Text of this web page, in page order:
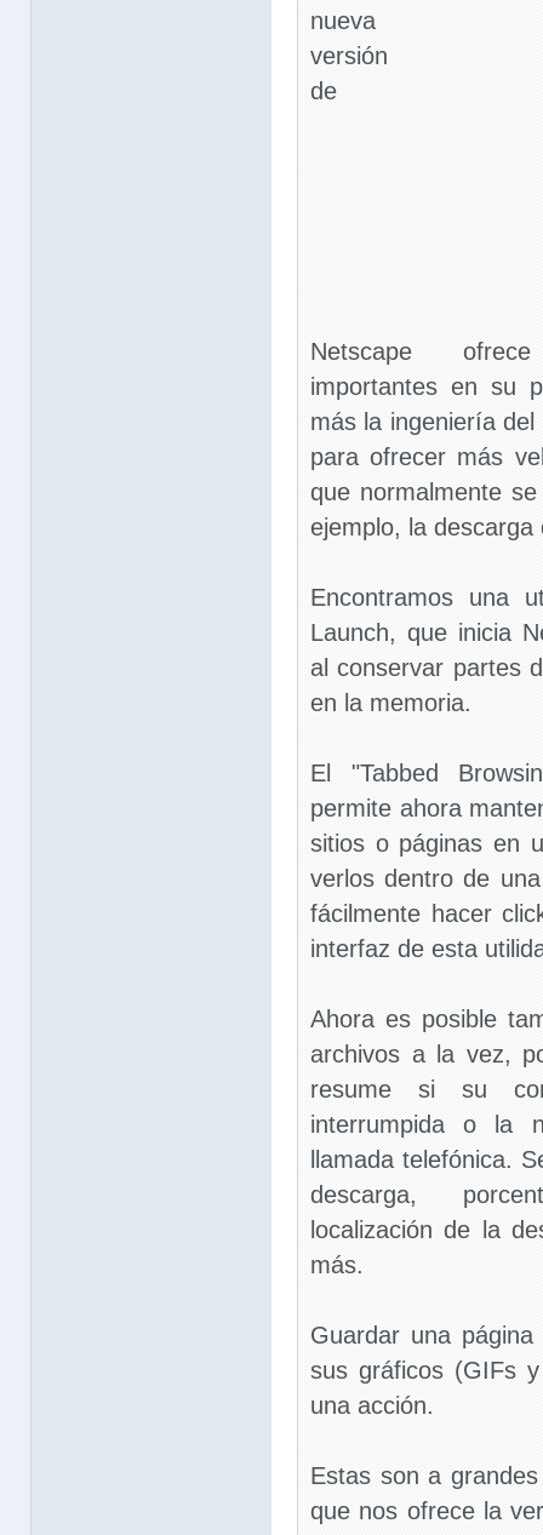
nueva
versión
de
Netscape
importantes en su
más la ingeniería
para ofrecer más
que normalmente
ejemplo, la descarga
Encontramos una
Launch, que inicia
al conservar partes
en la memoria.
El "Tabbed
permite ahora
sitios o páginas en
verlos dentro de
fácilmente hacer
interfaz de esta
Ahora es posible
archivos a la vez,
resume si su
interrumpida o la
llamada telefónica.
descarga,
localización de la
más.
Guardar una
sus gráficos (GIFs
una acción.
Estas son a
que nos ofrece la